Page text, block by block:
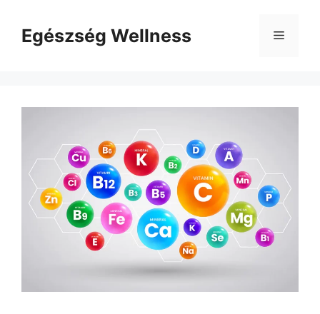
tartalomba
Egészség Wellness Menü